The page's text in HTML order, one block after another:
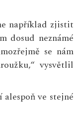
například zjistit
dosud neznámé
se nám
vysvětlil
ve stejné